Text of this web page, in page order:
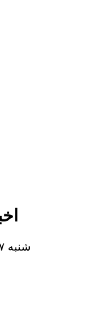
شنبه ۱۷ مرداد ۱۴۰۵ - السبت ۲۳ صفر ۱۴۴۸